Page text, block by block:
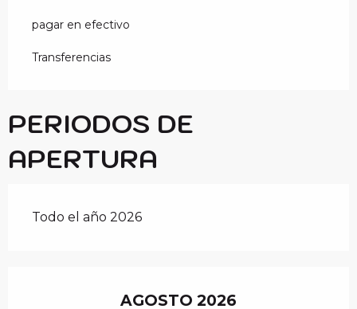
pagar en efectivo
Transferencias
PERIODOS DE
APERTURA
Todo el año 2026
AGOSTO 2026